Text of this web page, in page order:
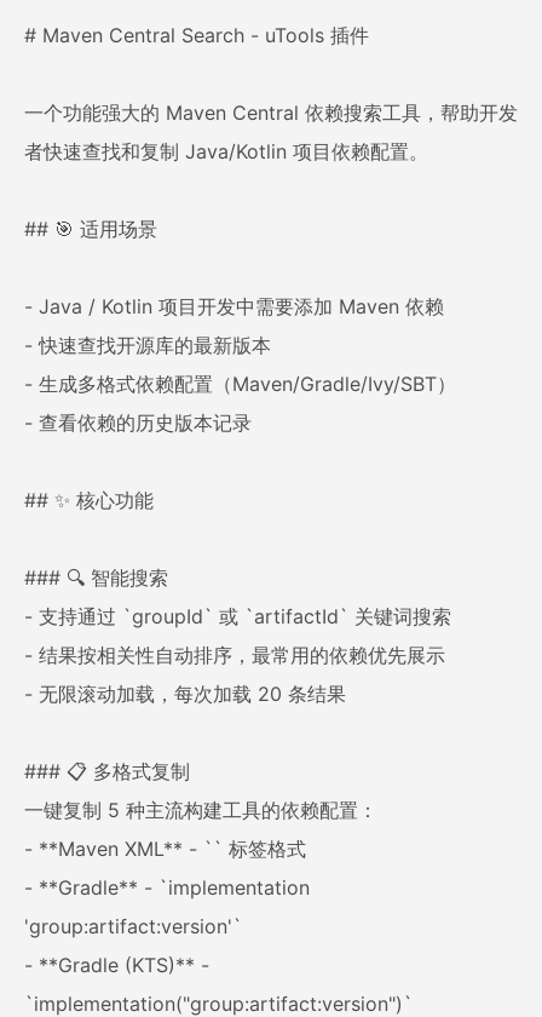
# Maven Central Search - uTools 插件
一个功能强大的 Maven Central 依赖搜索工具，帮助开发
者快速查找和复制 Java/Kotlin 项目依赖配置。
## 🎯 适用场景
- Java / Kotlin 项目开发中需要添加 Maven 依赖
- 快速查找开源库的最新版本
- 生成多格式依赖配置（Maven/Gradle/Ivy/SBT）
- 查看依赖的历史版本记录
## ✨ 核心功能
### 🔍 智能搜索
- 支持通过 `groupId` 或 `artifactId` 关键词搜索
- 结果按相关性自动排序，最常用的依赖优先展示
- 无限滚动加载，每次加载 20 条结果
### 📋 多格式复制
一键复制 5 种主流构建工具的依赖配置：
- **Maven XML** - ` ` 标签格式
- **Gradle** - `implementation
'group:artifact:version'`
- **Gradle (KTS)** -
`implementation("group:artifact:version")`